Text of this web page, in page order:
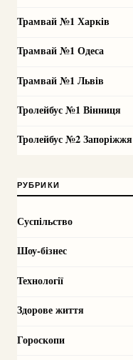
Трамвай №1 Харків
Трамвай №1 Одеса
Трамвай №1 Львів
Тролейбус №1 Вінниця
Тролейбус №2 Запоріжжя
РУБРИКИ
Суспільство
Шоу-бізнес
Технології
Здорове життя
Гороскопи